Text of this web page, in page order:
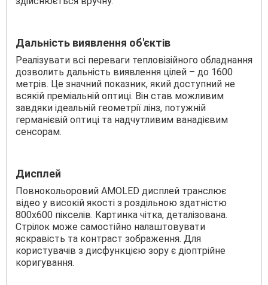
Дальність виявлення об'єктів
Реалізувати всі переваги тепловізійного обладнання
дозволить дальність виявлення цілей – до 1600
метрів. Це значний показник, який доступний не
всякій преміальній оптиці. Він став можливим
завдяки ідеальній геометрії лінз, потужній
германієвій оптиці та надчутливим ванадієвим
сенсорам.
Дисплей
Повнокольоровий AMOLED дисплей транслює
відео у високій якості з роздільною здатністю
800х600 пікселів. Картинка чітка, деталізована.
Стрілок може самостійно налаштовувати
яскравість та контраст зображення. Для
користувачів з дисфункцією зору є діоптрійне
коригування.